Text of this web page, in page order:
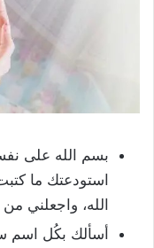
بسم الله على
استودعتك ما
الله، واجعلني من
أسألك بكُل اسم